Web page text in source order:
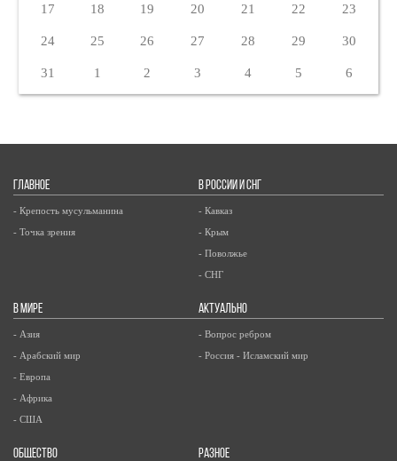
17 18 19 20 21 22 23
24 25 26 27 28 29 30
31 1 2 3 4 5 6
ГЛАВНОЕ
- Крепость мусульманина
- Точка зрения
В РОССИИ И СНГ
- Кавказ
- Крым
- Поволжье
- СНГ
В МИРЕ
- Азия
- Арабский мир
- Европа
- Африка
- США
АКТУАЛЬНО
- Вопрос ребром
- Россия - Исламский мир
ОБЩЕСТВО РАЗНОЕ